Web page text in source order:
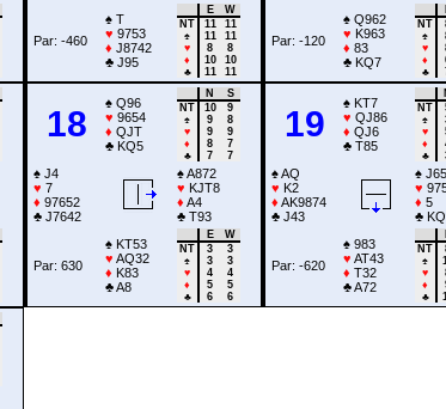
Par: -460
♠ T
♥ 9753
♦ J8742
♣ J95
E
W
NT
11
11
♠
11
11
♥
8
8
♦
10
10
♣
11 11
Par: -120
♠ Q962
♥ K963
♦ 83
♣ KQ7
NT
♠
♥
♦
♣
18
♠ Q96
♥ 9654
♦ QJT
♣ KQ5
N
S
NT
10
9
♠
9
8
♥
9
9
♦
8
7
♣
7 7
♠ J4
♥ 7
♦ 97652
♣ J7642
♠A872
♥ KJT8
♦ A4
♣ T93
Par: 630
♠ KT53
♥ AQ32
♦ K83
♣A8
E
W
NT
3
3
♠
3
3
♥
4
4
♦
5
5
♣
6 6
19
♠ KT7
♥ QJ86
♦ QJ6
♣ T85
NT
♠
♥
♦
♣
♠AQ
♥ K2
♦ AK9874
♣ J43
♠
♥
♦ 5
♣
Par: -620
♠ 983
♥ AT43
♦ T32
♣A72
NT
♠
♥
♦
♣